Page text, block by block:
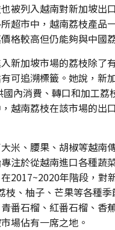
被列入越南對新加坡出
超市中，越南荔枝產品
格較高但仍能夠與中國
新加坡市場的荔枝除了
可追溯標籤。她說，新
內消費、轉口和加工荔
越南荔枝在該市場的出
米、腰果、胡椒等越南
注於從越南進口各種蔬
2017~2020年階段，對
、柚子、芒果等各種季
番石榴、紅番石榴、香
場佔有一席之地。